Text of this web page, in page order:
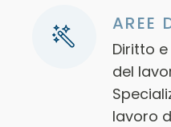
AREE
Diritto
del
lavoro